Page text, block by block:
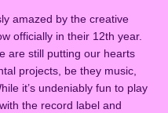
amazed by the creative
officially in their 12th year.
are still putting our hearts
projects, be they music,
it’s undeniably fun to play
the record label and